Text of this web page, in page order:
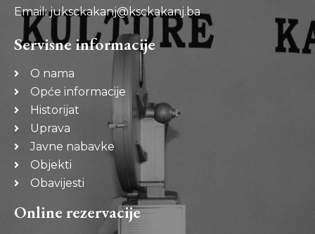
Email: juksckakanj@ksckakanj.ba
Servisne informacije
O nama
Opće informacije
Historijat
Uprava
Javne nabavke
Objekti
Obavijesti
Online rezervacije